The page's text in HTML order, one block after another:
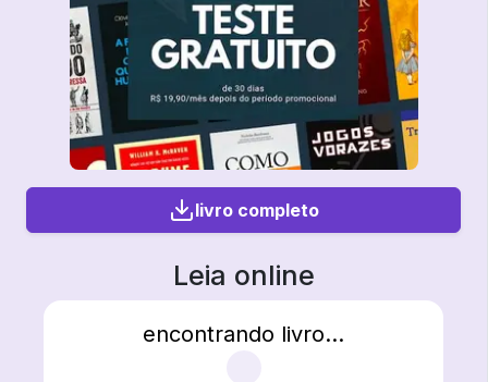
livro completo
Leia online
encontrando livro...